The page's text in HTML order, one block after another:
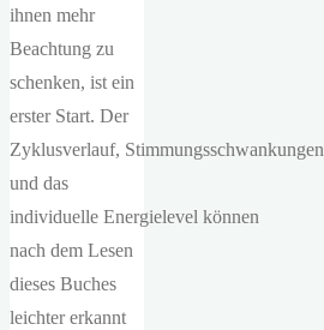
ihnen mehr
Beachtung zu
schenken, ist ein
erster Start. Der
Zyklusverlauf, Stimmungsschwankungen
und das
individuelle Energielevel können
nach dem Lesen
dieses Buches
leichter erkannt